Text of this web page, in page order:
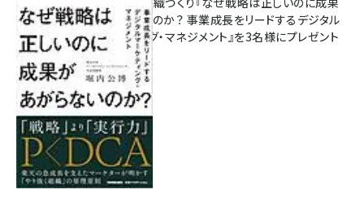
があがらないのか？ 事業成長をリードするデジタル
マーケティング・マネジメント』を3名様にプレゼント
8月7日 10:00